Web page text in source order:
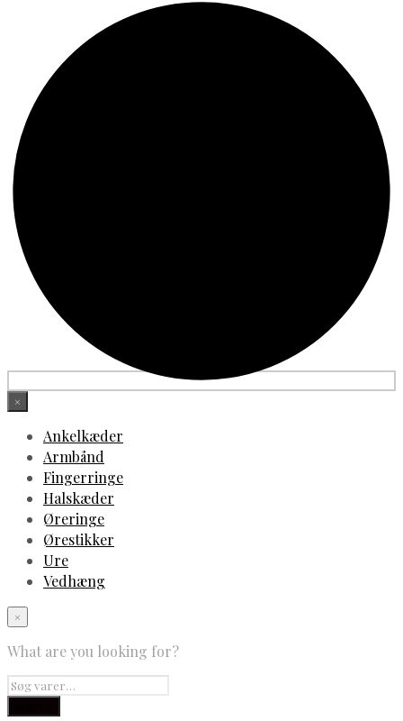
×
Ankelkæder
Armbånd
Fingerringe
Halskæder
Øreringe
Ørestikker
Ure
Vedhæng
×
What are you looking for?